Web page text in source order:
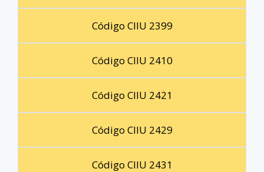
Código CIIU 2399
Código CIIU 2410
Código CIIU 2421
Código CIIU 2429
Código CIIU 2431